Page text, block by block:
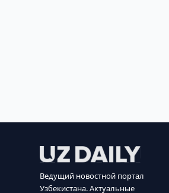
Ведущий новостной портал
Узбекистана. Актуальные